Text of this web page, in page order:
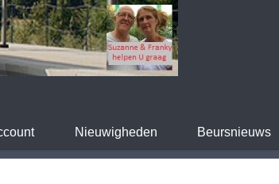
Nieuwigheden Beursnieuws